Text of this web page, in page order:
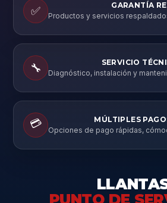
✅
GARANTÍA
Productos y servicios
🔧
SERVICIO
Diagnóstico, instalación y
💳
MÚLTIPLES
Opciones de pago rápidas,